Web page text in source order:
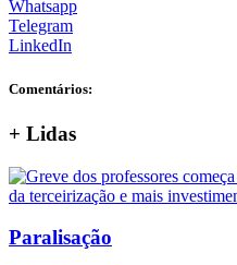
Whatsapp
Telegram
LinkedIn
Comentários:
+ Lidas
Paralisação